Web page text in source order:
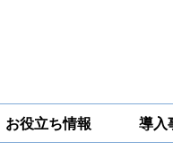
お役立ち情報 導入